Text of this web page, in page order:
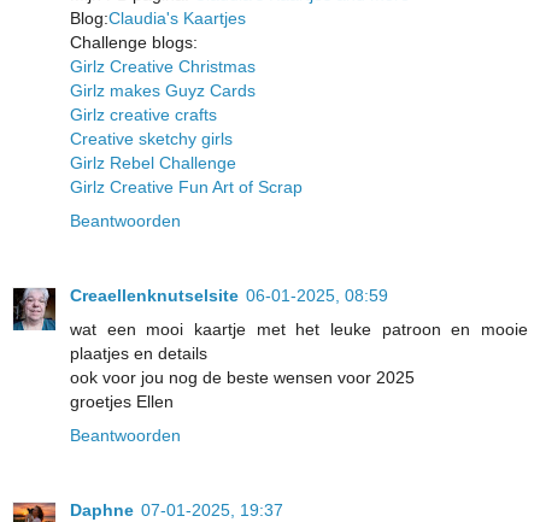
Blog:Claudia's Kaartjes
Challenge blogs:
Girlz Creative Christmas
Girlz makes Guyz Cards
Girlz creative crafts
Creative sketchy girls
Girlz Rebel Challenge
Girlz Creative Fun Art of Scrap
Beantwoorden
Creaellenknutselsite 06-01-2025, 08:59
wat een mooi kaartje met het leuke patroon en mooie
plaatjes en details
ook voor jou nog de beste wensen voor 2025
groetjes Ellen
Beantwoorden
Daphne 07-01-2025, 19:37